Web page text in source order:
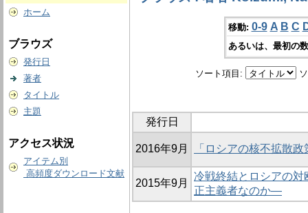
ホーム
ブラウズ
発行日
著者
タイトル
主題
アクセス状況
アイテム別
高頻度ダウンロード文献
移動: 0-9 A B C
あるいは、最初の
ソート項目:
発行日
2016年9月 「ロシアの核不拡散
2015年9月
冷戦終結とロシアの
正主義者なのか―